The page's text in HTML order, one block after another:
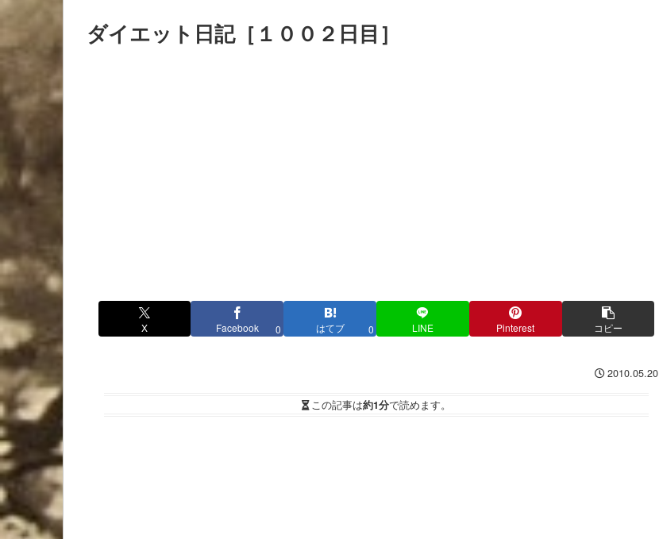
ダイエット日記［１００２日目］
X Facebook 0 はてブ 0 LINE Pinterest コピー
2010.05.20
この記事は約1分で読めます。